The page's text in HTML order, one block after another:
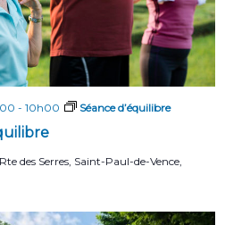
- 10h00 Séance d’équilibre
des Serres, Saint-Paul-de-Vence,